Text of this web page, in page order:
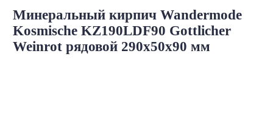
Минеральный кирпич Wandermode
Kosmische KZ190LDF90 Gottlicher
Weinrot рядовой 290x50x90 мм